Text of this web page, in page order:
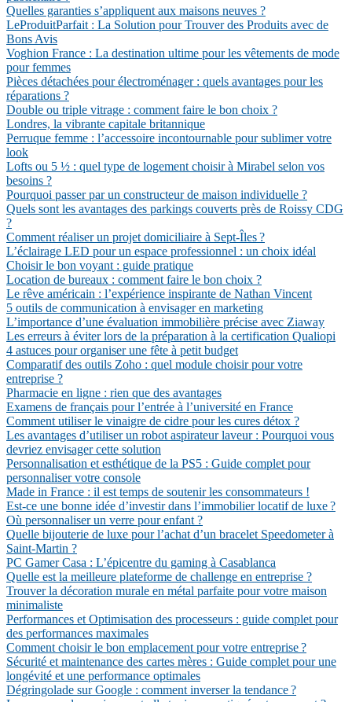
Quelles garanties s’appliquent aux maisons neuves ?
LeProduitParfait : La Solution pour Trouver des Produits avec de
Bons Avis
Voghion France : La destination ultime pour les vêtements de mode
pour femmes
Pièces détachées pour électroménager : quels avantages pour les
réparations ?
Double ou triple vitrage : comment faire le bon choix ?
Londres, la vibrante capitale britannique
Perruque femme : l’accessoire incontournable pour sublimer votre
look
Lofts ou 5 ½ : quel type de logement choisir à Mirabel selon vos
besoins ?
Pourquoi passer par un constructeur de maison individuelle ?
Quels sont les avantages des parkings couverts près de Roissy CDG
?
Comment réaliser un projet domiciliaire à Sept-Îles ?
L’éclairage LED pour un espace professionnel : un choix idéal
Choisir le bon voyant : guide pratique
Location de bureaux : comment faire le bon choix ?
Le rêve américain : l’expérience inspirante de Nathan Vincent
5 outils de communication à envisager en marketing
L’importance d’une évaluation immobilière précise avec Ziaway
Les erreurs à éviter lors de la préparation à la certification Qualiopi
4 astuces pour organiser une fête à petit budget
Comparatif des outils Zoho : quel module choisir pour votre
entreprise ?
Pharmacie en ligne : rien que des avantages
Examens de français pour l’entrée à l’université en France
Comment utiliser le vinaigre de cidre pour les cures détox ?
Les avantages d’utiliser un robot aspirateur laveur : Pourquoi vous
devriez envisager cette solution
Personnalisation et esthétique de la PS5 : Guide complet pour
personnaliser votre console
Made in France : il est temps de soutenir les consommateurs !
Est-ce une bonne idée d’investir dans l’immobilier locatif de luxe ?
Où personnaliser un verre pour enfant ?
Quelle bijouterie de luxe pour l’achat d’un bracelet Speedometer à
Saint-Martin ?
PC Gamer Casa : L’épicentre du gaming à Casablanca
Quelle est la meilleure plateforme de challenge en entreprise ?
Trouver la décoration murale en métal parfaite pour votre maison
minimaliste
Performances et Optimisation des processeurs : guide complet pour
des performances maximales
Comment choisir le bon emplacement pour votre entreprise ?
Sécurité et maintenance des cartes mères : Guide complet pour une
longévité et une performance optimales
Dégringolade sur Google : comment inverser la tendance ?